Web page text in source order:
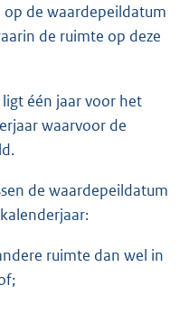
de waardepeildatum
de ruimte op deze
één jaar voor het
waarvoor de
de waardepeildatum
ruimte dan wel in